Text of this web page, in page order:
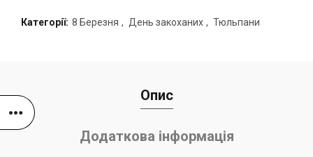
Категорії: 8 Березня , День закоханих , Тюльпани
Опис
Додаткова інформація